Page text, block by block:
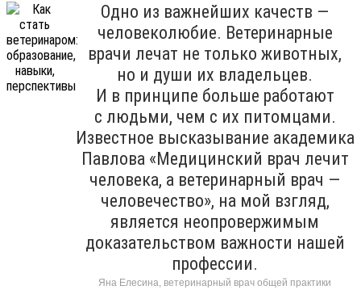
Одно из важнейших качеств —
человеколюбие. Ветеринарные
врачи лечат не только животных,
но и души их владельцев.
И в принципе больше работают
с людьми, чем с их питомцами.
Известное высказывание академика
Павлова «Медицинский врач лечит
человека, а ветеринарный врач —
человечество», на мой взгляд,
является неопровержимым
доказательством важности нашей
профессии.
Яна Елесина, ветеринарный врач общей практики